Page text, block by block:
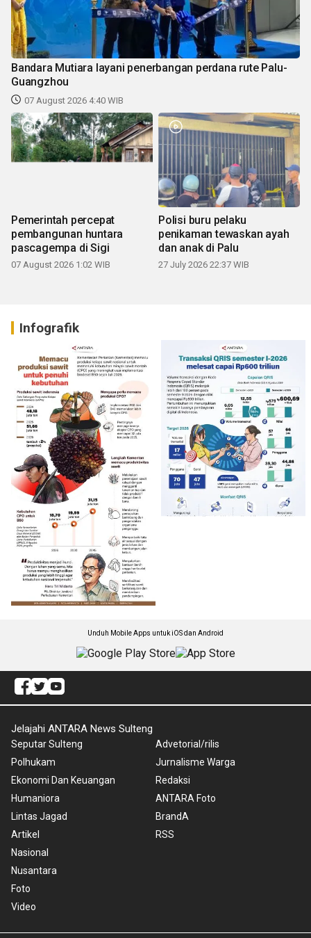
Bandara Mutiara layani penerbangan perdana rute Palu-
Guangzhou
07 August 2026 4:40 WIB
Pemerintah percepat
pembangunan huntara
pascagempa di Sigi
07 August 2026 1:02 WIB
Polisi buru pelaku
penikaman tewaskan ayah
dan anak di Palu
27 July 2026 22:37 WIB
Infografik
Unduh Mobile Apps untuk iOS dan Android
Jelajahi ANTARA News Sulteng
Seputar Sulteng
Polhukam
Ekonomi Dan Keuangan
Humaniora
Lintas Jagad
Artikel
Nasional
Nusantara
Foto
Video
Advetorial/rilis
Jurnalisme Warga
Redaksi
ANTARA Foto
BrandA
RSS